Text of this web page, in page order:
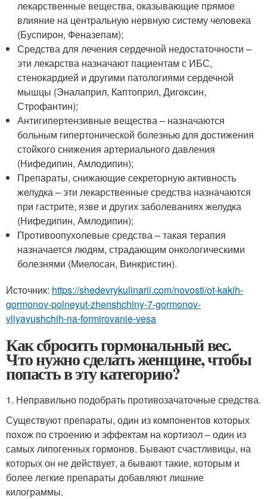
лекарственные вещества, оказывающие прямое
влияние на центральную нервную систему человека
(Буспирон, Феназепам);
Средства для лечения сердечной недостаточности –
эти лекарства назначают пациентам с ИБС,
стенокардией и другими патологиями сердечной
мышцы (Эналаприл, Каптоприл, Дигоксин,
Строфантин);
Антигипертензивные вещества – назначаются
больным гипертонической болезнью для достижения
стойкого снижения артериального давления
(Нифедипин, Амлодипин);
Препараты, снижающие секреторную активность
желудка – эти лекарственные средства назначаются
при гастрите, язве и других заболеваниях желудка
(Нифедипин, Амлодипин);
Противоопухолевые средства – такая терапия
назначается людям, страдающим онкологическими
болезнями (Миелосан, Винкристин).
Источник: https://shedevrykulinarii.com/novosti/ot-kakih-
gormonov-polneyut-zhenshchiny-7-gormonov-
vliyayushchih-na-formirovanie-vesa
Как сбросить гормональный вес.
Что нужно сделать женщине, чтобы
попасть в эту категорию?
1. Неправильно подобрать противозачаточные средства.
Существуют препараты, один из компонентов которых
похож по строению и эффектам на кортизол – один из
самых липогенных гормонов. Бывают счастливицы, на
которых он не действует, а бывают такие, которым и
более легкие препараты добавляют лишние
килограммы.